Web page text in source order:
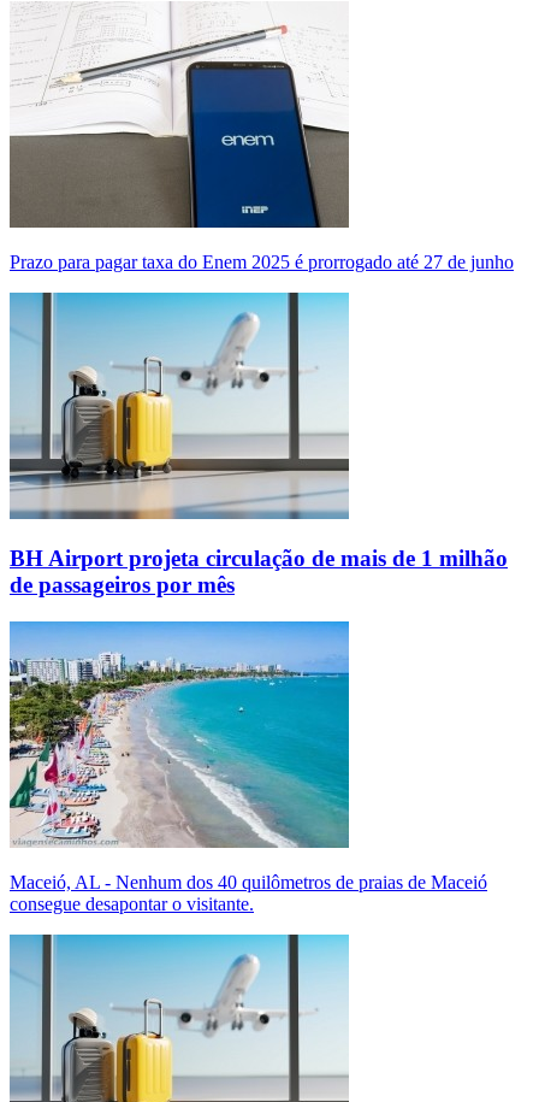
Prazo para pagar taxa do Enem 2025 é prorrogado até 27 de junho
BH Airport projeta circulação de mais de 1 milhão
de passageiros por mês
Maceió, AL - Nenhum dos 40 quilômetros de praias de Maceió
consegue desapontar o visitante.